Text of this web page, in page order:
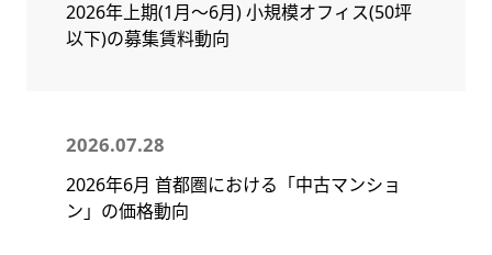
2026年上期(1月～6月) 小規模オフィス(50坪
以下)の募集賃料動向
2026.07.28
2026年6月 首都圏における「中古マンショ
ン」の価格動向